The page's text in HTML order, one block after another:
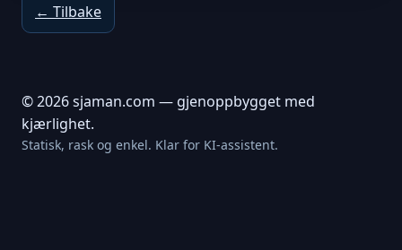
← Tilbake
© 2026 sjaman.com — gjenoppbygget med
kjærlighet.
Statisk, rask og enkel. Klar for KI-assistent.